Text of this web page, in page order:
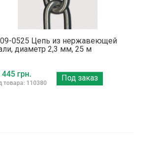
0525 Цепь из нержавеющей
диаметр 2,3 мм, 25 м
445 грн.
товара: 110380
Под заказ